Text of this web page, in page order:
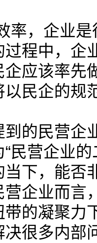
率，企业
过程中，企
应该率先
民企的规
到的民营企
民营企业
下，能否
企业而言
的凝聚力
很多内部